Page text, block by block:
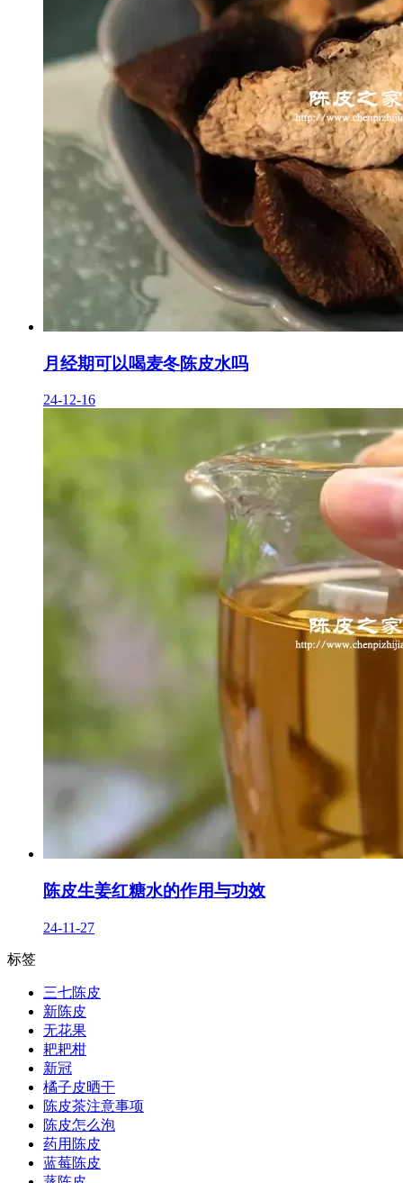
月经期可以喝麦冬陈皮水吗
24-12-16
陈皮生姜红糖水的作用与功效
24-11-27
标签
三七陈皮
新陈皮
无花果
耙耙柑
新冠
橘子皮晒干
陈皮茶注意事项
陈皮怎么泡
药用陈皮
蓝莓陈皮